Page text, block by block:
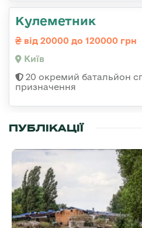
Кулеметник
від 20000 до 120000 грн
Київ
20 окремий батальйон
призначення
ПУБЛІКАЦІЇ